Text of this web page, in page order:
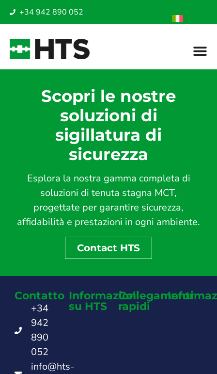
+34 942 890 052
Scopri le nostre
soluzioni di
sigillatura di
sicurezza
Esplora la nostra gamma completa di
soluzioni di tenuta stagna MCT,
progettate per garantire sicurezza,
affidabilità e prestazioni in ogni ambiente.
Contact HTS
Contatto
+34
942
890
052
info@hts-
Informazioni
su HTS
Collegamenti
rapidi